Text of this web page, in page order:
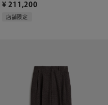
¥ 211,200
店舗限定